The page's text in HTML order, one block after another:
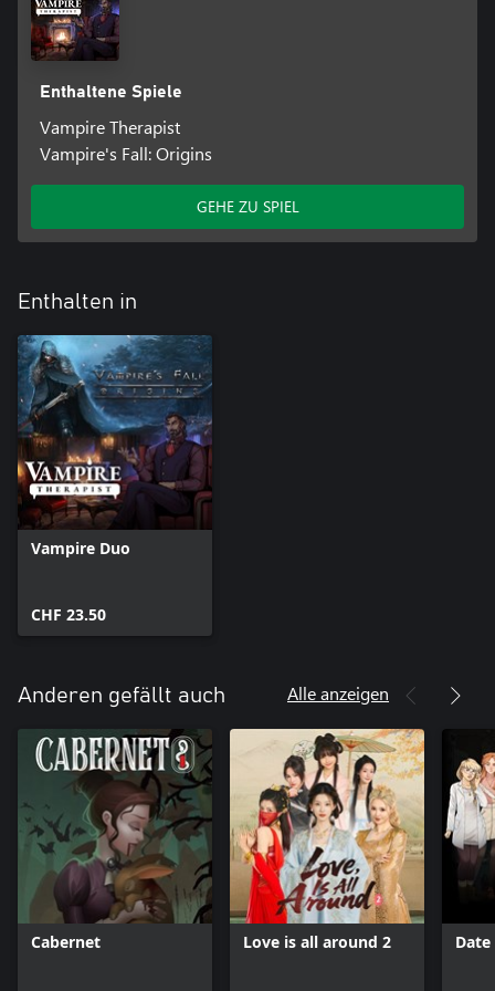
Enthaltene Spiele
Vampire Therapist
Vampire's Fall: Origins
GEHE ZU SPIEL
Enthalten in
Vampire Duo
CHF 23.50
Anderen gefällt auch Alle anzeigen
Cabernet Love is all around 2 Date